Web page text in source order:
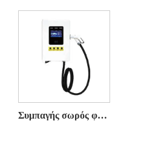
Συμπαγής σωρός φόρτισης DC 15/20 KW Επιτοίχιος